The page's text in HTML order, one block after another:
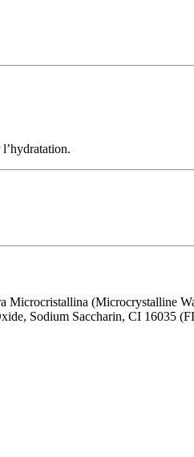
(Microcrystalline
Sodium Saccharin, CI 16035